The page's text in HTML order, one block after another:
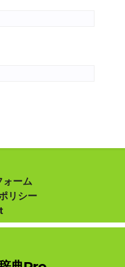
ォーム
リシー